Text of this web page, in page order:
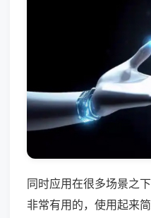
同时应用在很多场景之
非常有用的，使用起来